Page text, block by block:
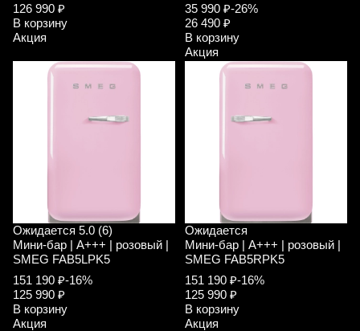
126 990 ₽
В корзину
Акция
35 990 ₽-26%
26 490 ₽
В корзину
Акция
Ожидается 5.0 (6)
Мини-бар | A+++ | розовый |
SMEG FAB5LPK5
151 190 ₽-16%
125 990 ₽
В корзину
Акция
Ожидается
Мини-бар | A+++ | розовый |
SMEG FAB5RPK5
151 190 ₽-16%
125 990 ₽
В корзину
Акция